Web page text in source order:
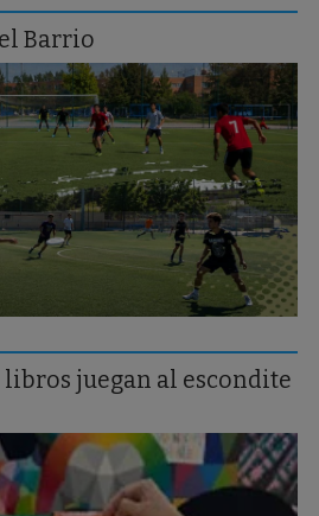
Barrio
libros juegan al escondite